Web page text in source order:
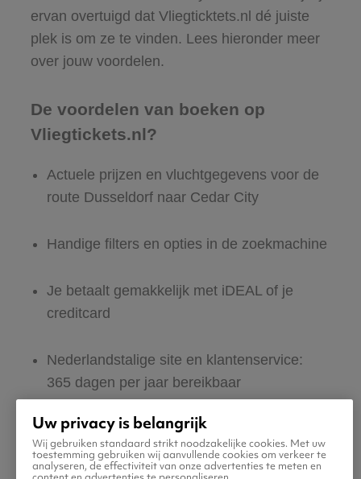
ervan overtuigd dat Vliegticktets.nl dé juiste
plek is om ze te vinden. Lees hieronder meer
over jouw voordelen.
De voordelen van boeken op
Vliegtickets.nl?
Actuele prijzen en vluchtgegevens voor de
route Dusseldorf naar Cedar City
Handige filters en opties in de zoekmachine
Je betaalt gemakkelijk met iDEAL of je
creditcard
Nederlandstalige site en klantenservice:
365 dagen per jaar bereikbaar
Zeker van veilig boeken en betalen
Boek ook direct een hotel of huurauto voor
Uw privacy is belangrijk
Wij gebruiken standaard strikt noodzakelijke cookies. Met uw
toestemming gebruiken wij aanvullende cookies om verkeer te
analyseren, de effectiviteit van onze advertenties te meten en